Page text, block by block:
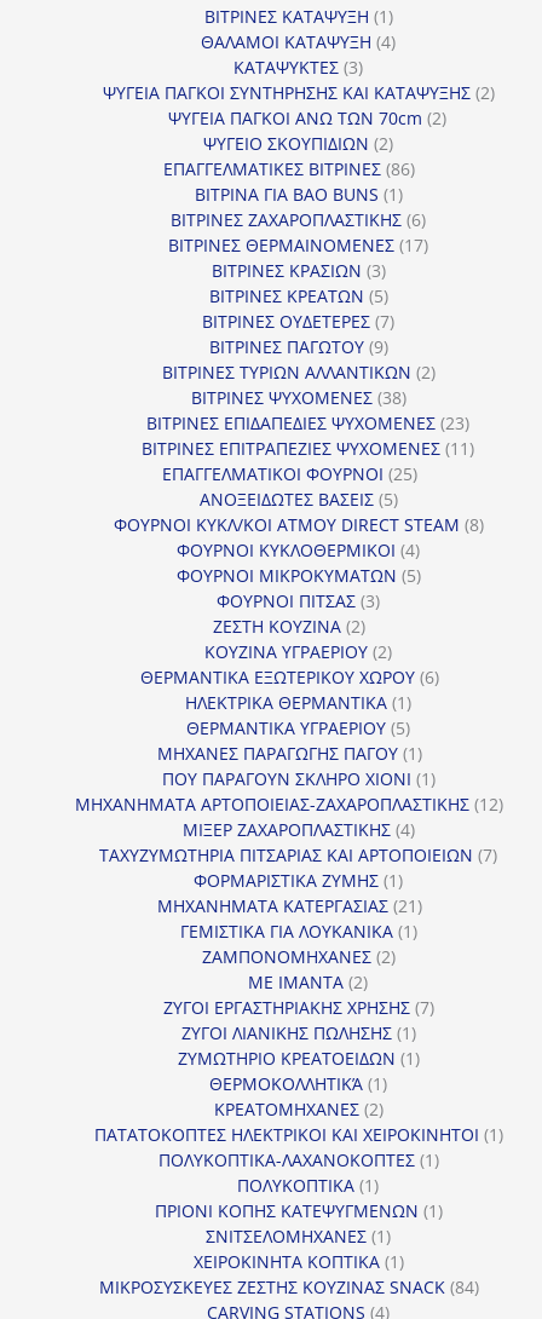
ΒΙΤΡΙΝΕΣ ΚΑΤΑΨΥΞΗ 11
προϊόν
ΘΑΛΑΜΟΙ ΚΑΤΑΨΥΞΗ 44
ΚΑΤΑΨΥΚΤΕΣ 33
προϊόντα
ΨΥΓΕΙΑ ΠΑΓΚΟΙ ΣΥΝΤΗΡΗΣΗΣ ΚΑΙ ΚΑΤΑΨΥΞΗΣ 22
ΨΥΓΕΙΑ ΠΑΓΚΟΙ ΑΝΩ ΤΩΝ 70cm 22
ΨΥΓΕΙΟ ΣΚΟΥΠΙΔΙΩΝ 22
προϊόντα
ΕΠΑΓΓΕΛΜΑΤΙΚΕΣ ΒΙΤΡΙΝΕΣ 8686
ΒΙΤΡΙΝΑ ΓΙΑ BAO BUNS 11
προϊόν
ΒΙΤΡΙΝΕΣ ΖΑΧΑΡΟΠΛΑΣΤΙΚΗΣ 66
προϊόντα
ΒΙΤΡΙΝΕΣ ΘΕΡΜΑΙΝΟΜΕΝΕΣ 1717
ΒΙΤΡΙΝΕΣ ΚΡΑΣΙΩΝ 33
προϊόντα
ΒΙΤΡΙΝΕΣ ΚΡΕΑΤΩΝ 55
προϊόντα
ΒΙΤΡΙΝΕΣ ΟΥΔΕΤΕΡΕΣ 77
ΒΙΤΡΙΝΕΣ ΠΑΓΩΤΟΥ 99
προϊόντα
ΒΙΤΡΙΝΕΣ ΤΥΡΙΩΝ ΑΛΛΑΝΤΙΚΩΝ 22
ΒΙΤΡΙΝΕΣ ΨΥΧΟΜΕΝΕΣ 3838
προϊόντα
ΒΙΤΡΙΝΕΣ ΕΠΙΔΑΠΕΔΙΕΣ ΨΥΧΟΜΕΝΕΣ 2323
προϊόντα
ΒΙΤΡΙΝΕΣ ΕΠΙΤΡΑΠΕΖΙΕΣ ΨΥΧΟΜΕΝΕΣ 1111
ΕΠΑΓΓΕΛΜΑΤΙΚΟΙ ΦΟΥΡΝΟΙ 2525
ΑΝΟΞΕΙΔΩΤΕΣ ΒΑΣΕΙΣ 55
προϊόντα
ΦΟΥΡΝΟΙ ΚΥΚΛ/ΚΟΙ ΑΤΜΟΥ DIRECT STEAM 88
ΦΟΥΡΝΟΙ ΚΥΚΛΟΘΕΡΜΙΚΟΙ 44
προϊόντα
ΦΟΥΡΝΟΙ ΜΙΚΡΟΚΥΜΑΤΩΝ 55
ΦΟΥΡΝΟΙ ΠΙΤΣΑΣ 33
ΖΕΣΤΗ ΚΟΥΖΙΝΑ 22
προϊόντα
ΚΟΥΖΙΝΑ ΥΓΡΑΕΡΙΟΥ 22
προϊόντα
ΘΕΡΜΑΝΤΙΚΑ ΕΞΩΤΕΡΙΚΟΥ ΧΩΡΟΥ 66
ΗΛΕΚΤΡΙΚΑ ΘΕΡΜΑΝΤΙΚΑ 11
προϊόν
ΘΕΡΜΑΝΤΙΚΑ ΥΓΡΑΕΡΙΟΥ 55
προϊόντα
ΜΗΧΑΝΕΣ ΠΑΡΑΓΩΓΗΣ ΠΑΓΟΥ 11
προϊόν
ΠΟΥ ΠΑΡΑΓΟΥΝ ΣΚΛΗΡΟ ΧΙΟΝΙ 11
προϊόν
ΜΗΧΑΝΗΜΑΤΑ ΑΡΤΟΠΟΙΕΙΑΣ-ΖΑΧΑΡΟΠΛΑΣΤΙΚΗΣ 1212
ΜΙΞΕΡ ΖΑΧΑΡΟΠΛΑΣΤΙΚΗΣ 44
προϊόντα
ΤΑΧΥΖΥΜΩΤΗΡΙΑ ΠΙΤΣΑΡΙΑΣ ΚΑΙ ΑΡΤΟΠΟΙΕΙΩΝ 77
ΦΟΡΜΑΡΙΣΤΙΚΑ ΖΥΜΗΣ 11
προϊόν
ΜΗΧΑΝΗΜΑΤΑ ΚΑΤΕΡΓΑΣΙΑΣ 2121
προϊόντα
ΓΕΜΙΣΤΙΚΑ ΓΙΑ ΛΟΥΚΑΝΙΚΑ 11
ΖΑΜΠΟΝΟΜΗΧΑΝΕΣ 22
ΜΕ ΙΜΑΝΤΑ 22
προϊόντα
ΖΥΓΟΙ ΕΡΓΑΣΤΗΡΙΑΚΗΣ ΧΡΗΣΗΣ 77
ΖΥΓΟΙ ΛΙΑΝΙΚΗΣ ΠΩΛΗΣΗΣ 11
προϊόν
ΖΥΜΩΤΗΡΙΟ ΚΡΕΑΤΟΕΙΔΩΝ 11
ΘΕΡΜΟΚΟΛΛΗΤΙΚΆ 11
προϊόν
ΚΡΕΑΤΟΜΗΧΑΝΕΣ 22
προϊόντα
ΠΑΤΑΤΟΚΟΠΤΕΣ ΗΛΕΚΤΡΙΚΟΙ ΚΑΙ ΧΕΙΡΟΚΙΝΗΤΟΙ 11
ΠΟΛΥΚΟΠΤΙΚΑ-ΛΑΧΑΝΟΚΟΠΤΕΣ 11
ΠΟΛΥΚΟΠΤΙΚΑ 11
προϊόν
ΠΡΙΟΝΙ ΚΟΠΗΣ ΚΑΤΕΨΥΓΜΕΝΩΝ 11
ΣΝΙΤΣΕΛΟΜΗΧΑΝΕΣ 11
προϊόν
ΧΕΙΡΟΚΙΝΗΤΑ ΚΟΠΤΙΚΑ 11
προϊόν
ΜΙΚΡΟΣΥΣΚΕΥΕΣ ΖΕΣΤΗΣ ΚΟΥΖΙΝΑΣ SNACK 8484
CARVING STATIONS 44